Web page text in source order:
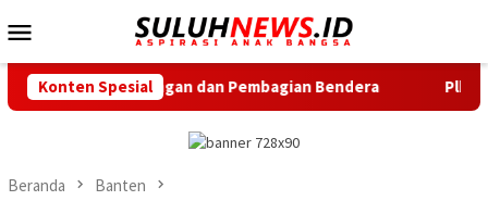
ke
Mobile
Konten Spesial
dan Pembagian Bendera Plh. Kapolres Metro
Beranda Banten